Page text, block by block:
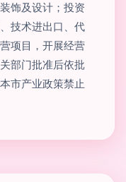
饰及设计；投资
技术进出口、代
项目，开展经营
部门批准后依批
市产业政策禁止